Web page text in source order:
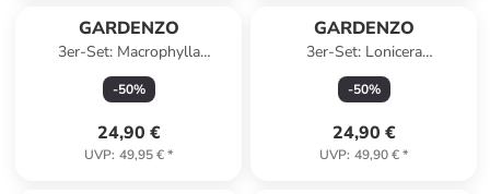
GARDENZO
3er-Set: Macrophylla
Hortensien in Blau
-50%
24,90 €
UVP: 49,95 €*
GARDENZO
3er-Set: Lonicera
periclymenum in Bunt
-50%
24,90 €
UVP: 49,90 €*